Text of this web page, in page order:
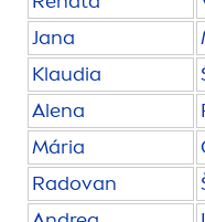
Jana
Klaudia
Alena
Mária
Radovan